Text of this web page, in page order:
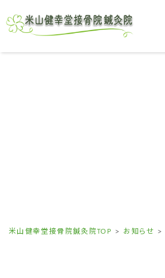
米山健幸堂接骨院鍼灸院TOP お知らせ